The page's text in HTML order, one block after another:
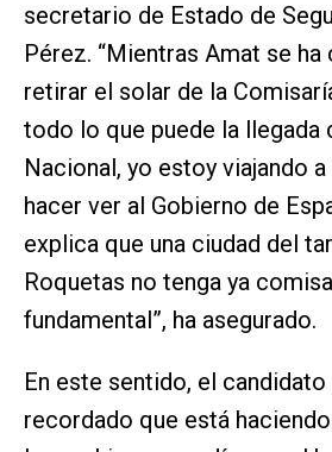
secretario de Estado de
Pérez. “Mientras Amat se
retirar el solar de la
todo lo que puede la llegada
Nacional, yo estoy viajando
hacer ver al Gobierno de
explica que una ciudad del
Roquetas no tenga ya
fundamental”, ha asegurado.
En este sentido, el
recordado que está